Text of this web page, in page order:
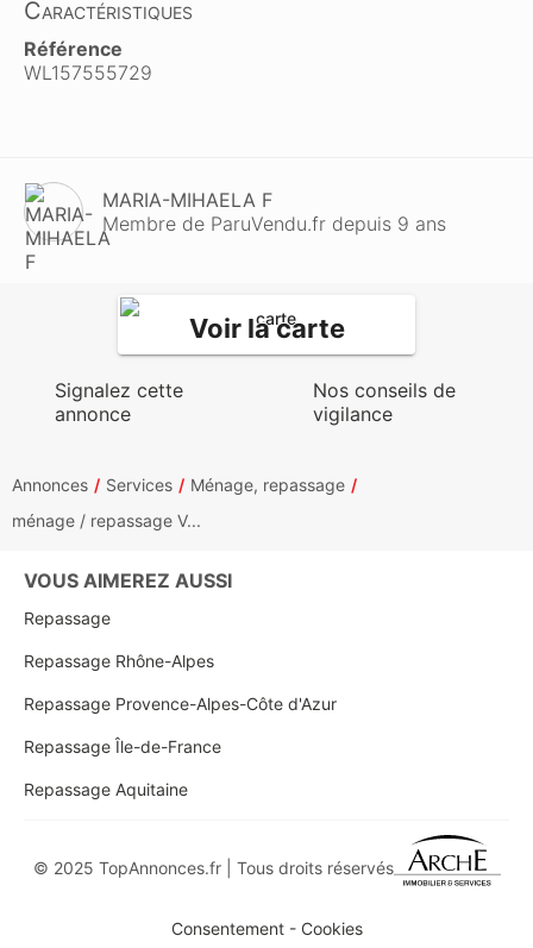
Caractéristiques
Référence
WL157555729
MARIA-MIHAELA F
Membre de ParuVendu.fr depuis 9 ans
Voir la carte
Signalez cette
annonce
Nos conseils de
vigilance
Annonces Services
Ménage, repassage
ménage / repassage V...
VOUS AIMEREZ AUSSI
Repassage
Repassage Rhône-Alpes
Repassage Provence-Alpes-Côte d'Azur
Repassage Île-de-France
Repassage Aquitaine
© 2025 TopAnnonces.fr | Tous droits réservés
Consentement - Cookies